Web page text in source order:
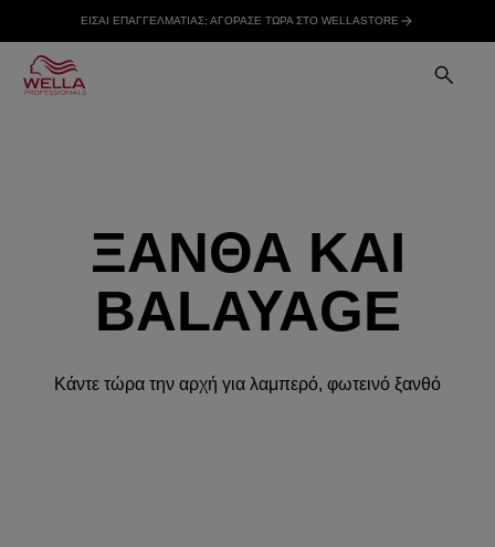
ΕΙΣΑΙ ΕΠΑΓΓΕΛΜΑΤΙΑΣ; ΑΓΟΡΑΣΕ ΤΩΡΑ ΣΤΟ WELLASTORE
ΞΑΝΘΑ ΚΑΙ
BALAYAGE
Κάντε τώρα την αρχή για λαμπερό, φωτεινό ξανθό